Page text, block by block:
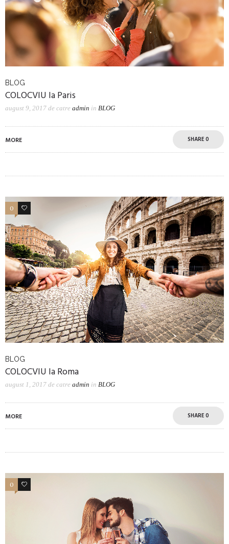
BLOG
COLOCVIU la Paris
august 9, 2017 de catre admin in BLOG
MORE SHARE0
0 6
BLOG
COLOCVIU la Roma
august 1, 2017 de catre admin in BLOG
MORE SHARE0
0 0